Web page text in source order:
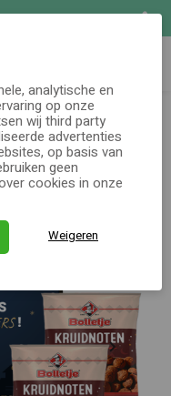
'Verrassing in een
analytische en
op onze
wij third party
advertenties
op basis van
geen
cookies in onze
Weigeren